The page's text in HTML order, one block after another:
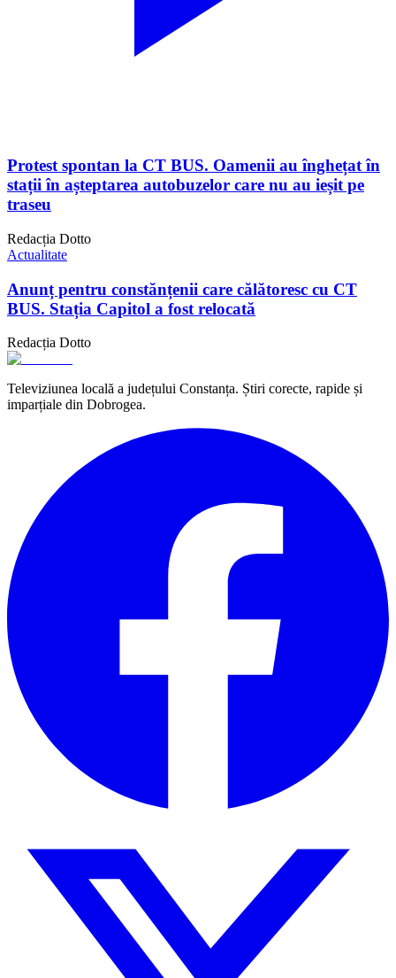
Protest spontan la CT BUS. Oamenii au înghețat în
stații în așteptarea autobuzelor care nu au ieșit pe
traseu
Redacția Dotto
Actualitate
Anunț pentru constănțenii care călătoresc cu CT
BUS. Stația Capitol a fost relocată
Redacția Dotto
Televiziunea locală a județului Constanța. Știri corecte, rapide și
imparțiale din Dobrogea.